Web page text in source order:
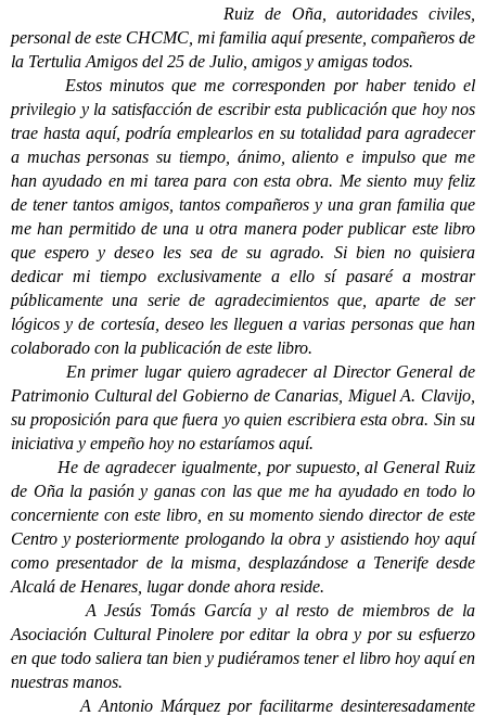
Ruiz de Oña, autoridades civiles,
personal de este CHCMC, mi familia aquí presente, compañeros de
la Tertulia Amigos del 25 de Julio, amigos y amigas todos.
Estos minutos que me corresponden por haber tenido el
privilegio y la satisfacción de escribiresta publicación que hoy nos
trae hasta aquí, podría emplearlos en su totalidad para agradecer
a muchas personas su tiempo, ánimo, aliento e impulso que me
han ayudado en mi tarea para con esta obra. Me siento muy feliz
de tener tantos amigos, tantos compañeros y una gran familia que
me han permitido de una u otra manera poder publicar este libro
que espero y deseo les sea de su agrado. Si bien no quisiera
dedicar mi tiempo exclusivamente a ello sí pasaré a mostrar
públicamente una serie de agradecimientos que, aparte de ser
lógicos y de cortesía, deseo les lleguen a varias personas que han
colaborado con la publicación de este libro.
En primer lugar quiero agradecer al Director General de
Patrimonio Cultural del Gobierno de Canarias, Miguel A. Clavijo,
su proposición para que fuera yo quien escribiera esta obra. Sin su
iniciativa y empeño hoy no estaríamos aquí.
He de agradecer igualmente, por supuesto, al General Ruiz
de Oña la pasión y ganas con las que me ha ayudado en todo lo
concerniente con este libro, en su momento siendo director de este
Centro y posteriormente prologando la obra y asistiendo hoy aquí
como presentador de la misma, desplazándose a Tenerife desde
Alcalá de Henares, lugar donde ahora reside.
A Jesús Tomás García y al resto de miembros de la
Asociación Cultural Pinolere por editar la obra y por su esfuerzo
en que todo saliera tan bien y pudiéramos tener el libro hoy aquí en
nuestras manos.
A Antonio Márquez por facilitarme desinteresadamente